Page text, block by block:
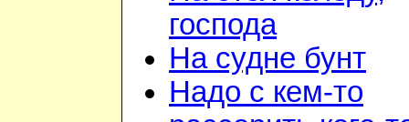
господа
На судне бунт
Надо с кем-то